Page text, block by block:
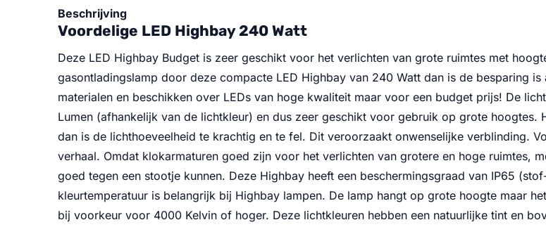
Beschrijving
Voordelige LED Highbay 240 Watt
Deze LED Highbay Budget is zeer geschikt voor het verlichten van grote ruimtes met
gasontladingslamp door deze compacte LED Highbay van 240 Watt dan is de besparing
materialen en beschikken over LEDs van hoge kwaliteit maar voor een budget prijs! De
Lumen (afhankelijk van de lichtkleur) en dus zeer geschikt voor gebruik op grote
dan is de lichthoeveelheid te krachtig en te fel. Dit veroorzaakt onwenselijke verblinding.
verhaal. Omdat klokarmaturen goed zijn voor het verlichten van grotere en hoge ruimtes,
goed tegen een stootje kunnen. Deze Highbay heeft een beschermingsgraad van IP65
kleurtemperatuur is belangrijk bij Highbay lampen. De lamp hangt op grote hoogte maar
bij voorkeur voor 4000 Kelvin of hoger. Deze lichtkleuren hebben een natuurlijke tint en